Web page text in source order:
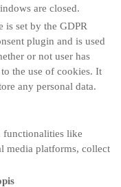
are closed.
is set by the GDPR
plugin and is used
or not user has
the use of cookies. It
any personal data.
functionalities like
media platforms, collect